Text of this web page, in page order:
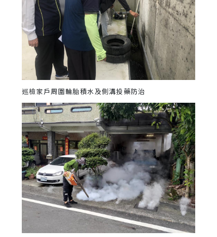
巡檢家戶周圍輪胎積水及側溝投藥防治